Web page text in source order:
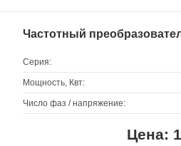
Частотный
Серия:
Мощность, Квт:
Число фаз / напряжение: